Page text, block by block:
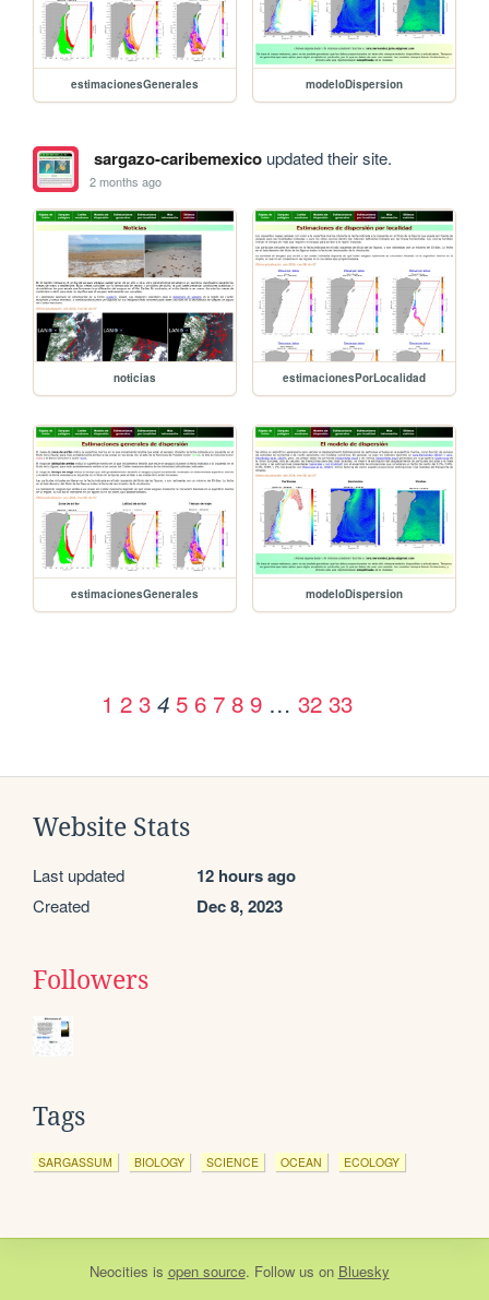
estimacionesGenerales modeloDispersion
sargazo-caribemexicoupdated their site.
2 months ago
noticias estimacionesPorLocalidad
estimacionesGenerales modeloDispersion
1 2 3 4 5 6 7 8 9 … 32 33
Website Stats
Last updated 12 hours ago
Created Dec 8, 2023
Followers
Tags
SARGASSUM BIOLOGY SCIENCE OCEAN ECOLOGY
Neocities is open source. Follow us on Bluesky